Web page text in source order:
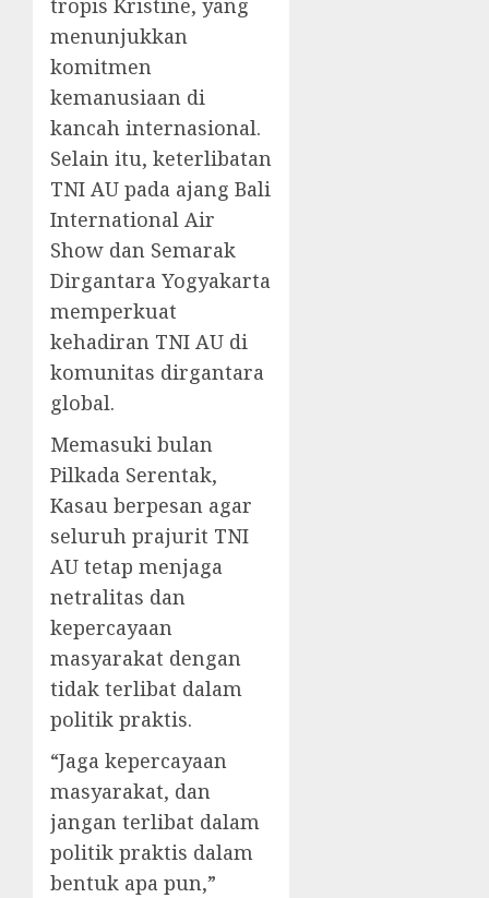
menunjukkan
komitmen
kemanusiaan di
kancah internasional.
Selain itu, keterlibatan
TNI AU pada ajang Bali
International Air
Show dan Semarak
Dirgantara Yogyakarta
memperkuat
kehadiran TNI AU di
komunitas dirgantara
global.
Memasuki bulan
Pilkada Serentak,
Kasau berpesan agar
seluruh prajurit TNI
AU tetap menjaga
netralitas dan
kepercayaan
masyarakat dengan
tidak terlibat dalam
politik praktis.
“Jaga kepercayaan
masyarakat, dan
jangan terlibat dalam
politik praktis dalam
bentuk apa pun,”